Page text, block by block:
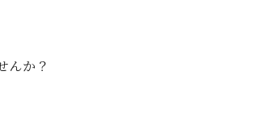
んか？